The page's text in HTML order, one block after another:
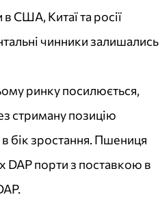
США, Китаї та росії
чинники залишались
ринку посилюється,
стриману позицію
в бік зростання. Пшениця
DAP порти з поставкою в